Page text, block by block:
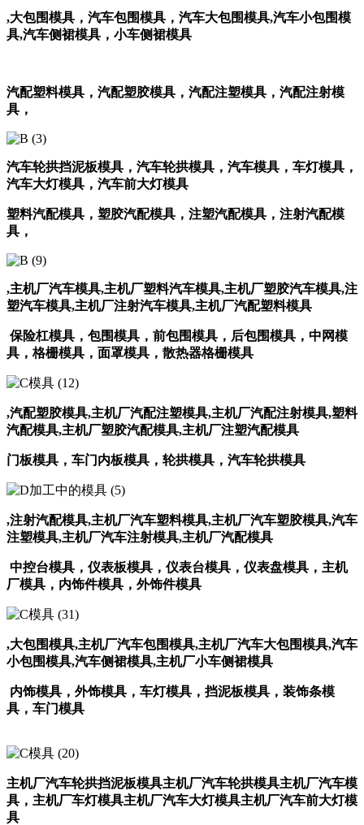
,大包围模具，汽车包围模具，汽车大包围模具,汽车小包围模
具,汽车侧裙模具，小车侧裙模具
汽配塑料模具，汽配塑胶模具，汽配注塑模具，汽配注射模
具，
汽车轮拱挡泥板模具，汽车轮拱模具，汽车模具， 车灯模具，
汽车大灯模具，汽车前大灯模具
塑料汽配模具，塑胶汽配模具，注塑汽配模具，注射汽配模
具，
,主机厂汽车模具,主机厂塑料汽车模具,主机厂塑胶汽车模具,注
塑汽车模具,主机厂注射汽车模具,主机厂汽配塑料模具
保险杠模具，包围模具，前包围模具，后包围模具， 中网模
具，格栅模具， 面罩模具，散热器格栅模具
,汽配塑胶模具,主机厂汽配注塑模具,主机厂汽配注射模具,塑料
汽配模具,主机厂塑胶汽配模具,主机厂注塑汽配模具
门板模具， 车门内板模具，轮拱模具，汽车轮拱模具
,注射汽配模具,主机厂汽车塑料模具,主机厂汽车塑胶模具,汽车
注塑模具,主机厂汽车注射模具,主机厂汽配模具
中控台模具， 仪表板模具， 仪表台模具， 仪表盘模具， 主机
厂模具， 内饰件模具，外饰件模具
,大包围模具,主机厂汽车包围模具,主机厂汽车大包围模具,汽车
小包围模具,汽车侧裙模具,主机厂小车侧裙模具
内饰模具，外饰模具， 车灯模具， 挡泥板模具，装饰条模
具，车门模具
主机厂汽车轮拱挡泥板模具主机厂汽车轮拱模具主机厂汽车模
具， 主机厂车灯模具主机厂汽车大灯模具主机厂汽车前大灯模
具